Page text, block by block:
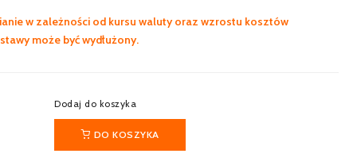
w zależności od kursu waluty oraz wzrostu kosztów
może być wydłużony.
Dodaj do koszyka
DO KOSZYKA